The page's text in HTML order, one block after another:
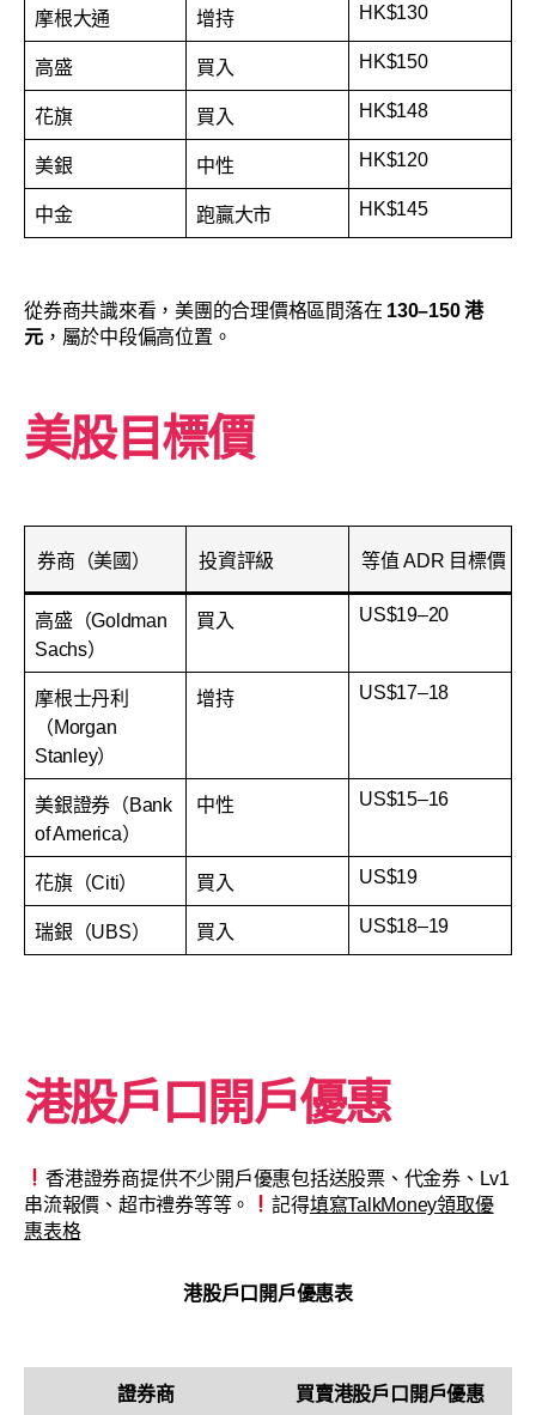
摩根大通 增持 HK$130
高盛 買入 HK$150
花旗 買入 HK$148
美銀 中性 HK$120
中金 跑贏大市 HK$145
從券商共識來看，美團的合理價格區間落在 130–150 港
元，屬於中段偏高位置。
美股目標價
券商（美國） 投資評級 等值 ADR 目標價（
高盛（Goldman
Sachs）
買入 US$19–20
摩根士丹利
（Morgan
Stanley）
增持 US$17–18
美銀證券（Bank
of America）
中性 US$15–16
花旗（Citi） 買入 US$19
瑞銀（UBS） 買入 US$18–19
港股戶口開戶優惠
香港證券商提供不少開戶優惠包括送股票、代金券、Lv1
串流報價、超市禮券等等。
記得填寫TalkMoney領取優
惠表格
港股戶口開戶優惠表
證券商 買賣港股戶口 開戶優惠